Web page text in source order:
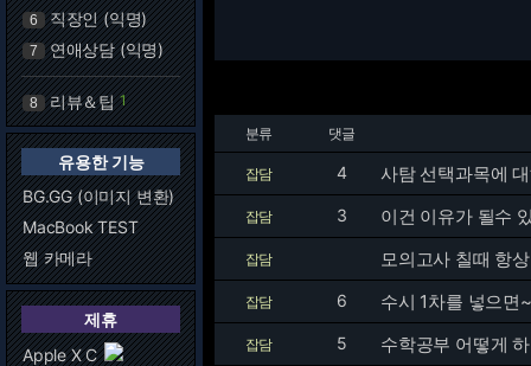
6 직장인 (익명)
7 연애상담 (익명)
8 리뷰＆팁 1
유용한 기능
BG.GG (이미지 변환)
MacBook TEST
웹 카메라
제휴
Apple X C
분류 댓글
잡담 4 사탐 선택과목에
잡담 3 이건 이유가 될수
잡담 모의고사 칠때 항
잡담 6 수시 1차를 넣으면
잡담 5 수학공부 어떻게